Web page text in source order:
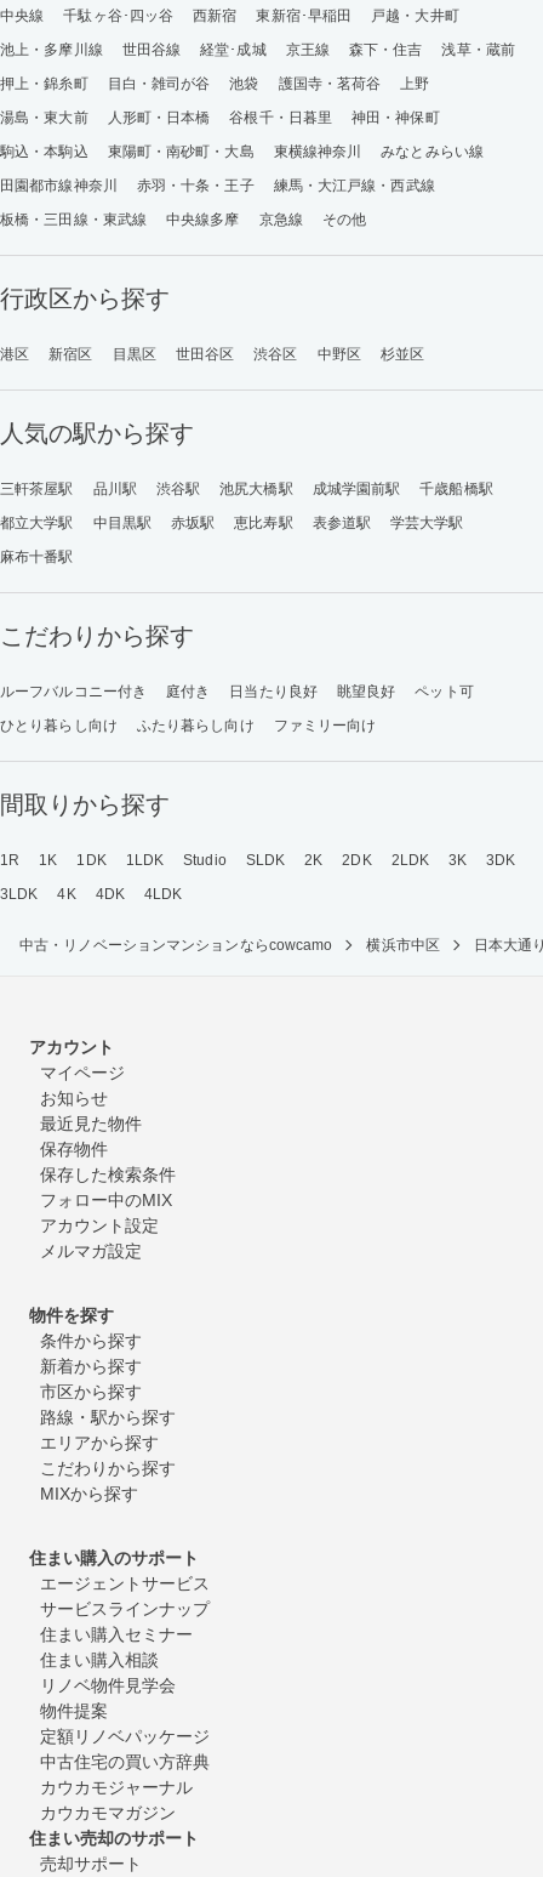
中央線
千駄ヶ谷･四ッ谷 西新宿 東新宿･早稲田
戸越・大井町
池上・多摩川線
世田谷線 経堂･成城 京王線 森下・住吉
浅草・蔵前
押上・錦糸町
目白・雑司が谷 池袋 護国寺・茗荷谷
上野
湯島・東大前
人形町・日本橋 谷根千・日暮里
神田・神保町
駒込・本駒込
東陽町・南砂町・大島 東横線神奈川
みなとみらい線
田園都市線神奈川
赤羽・十条・王子
練馬・大江戸線・西武線
板橋・三田線・東武線
中央線多摩 京急線 その他
行政区から探す
港区 新宿区 目黒区 世田谷区 渋谷区 中野区 杉並区
人気の駅から探す
三軒茶屋駅 品川駅 渋谷駅 池尻大橋駅 成城学園前駅
千歳船橋駅
都立大学駅
中目黒駅 赤坂駅 恵比寿駅 表参道駅
学芸大学駅
麻布十番駅
こだわりから探す
ルーフバルコニー付き 庭付き 日当たり良好 眺望良好
ペット可
ひとり暮らし向け
ふたり暮らし向け ファミリー向け
間取りから探す
1R 1K 1DK 1LDK Studio SLDK 2K 2DK 2LDK 3K
3DK
3LDK
4K 4DK 4LDK
中古・リノベーションマンションならcowcamo 横浜市中区 日本大通
アカウント
マイページ
お知らせ
最近見た物件
保存物件
保存した検索条件
フォロー中のMIX
アカウント設定
メルマガ設定
物件を探す
条件から探す
新着から探す
市区から探す
路線・駅から探す
エリアから探す
こだわりから探す
MIXから探す
住まい購入のサポート
エージェントサービス
サービスラインナップ
住まい購入セミナー
住まい購入相談
リノベ物件見学会
物件提案
定額リノベパッケージ
中古住宅の買い方辞典
カウカモジャーナル
カウカモマガジン
住まい売却のサポート
売却サポート